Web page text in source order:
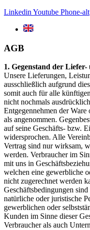
Linkedin Youtube Phone-alt
AGB
1. Gegenstand der
Unsere Lieferungen,
ausschließlich aufgrund
somit auch für alle
nicht nochmals
Entgegennehmen der
als angenommen.
auf seine Geschäfts- bzw.
widersprochen. Alle
Vertrag sind nur wirksam,
werden. Verbraucher im
mit uns in
welchen eine gewerbliche
nicht zugerechnet werden
Geschäftsbedingungen
natürliche oder juristische
gewerblichen oder
Kunden im Sinne dieser
Verbraucher als auch